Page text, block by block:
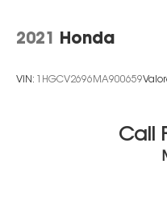
2021 Honda
VIN: 1HGCV2696MA900659
Call